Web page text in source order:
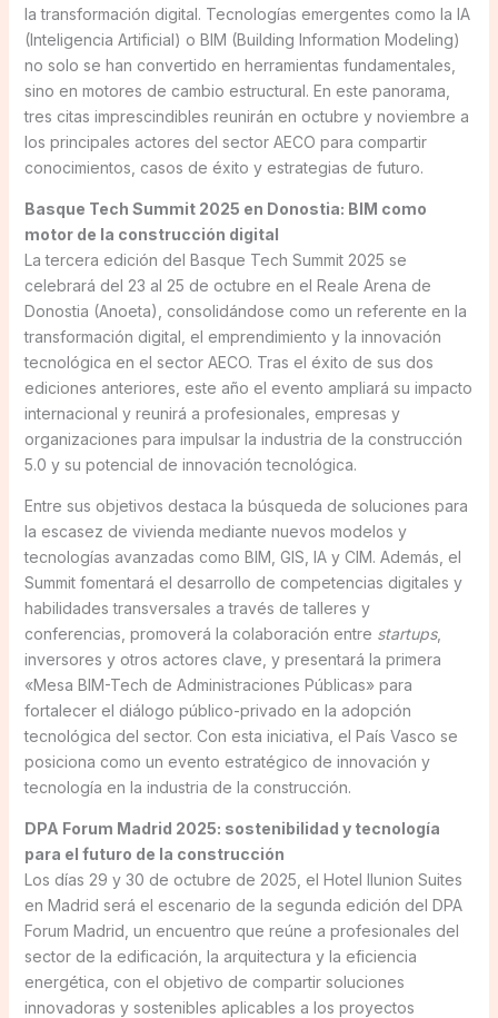
la transformación digital. Tecnologías emergentes como la IA
(Inteligencia Artificial) o BIM (Building Information Modeling)
no solo se han convertido en herramientas fundamentales,
sino en motores de cambio estructural. En este panorama,
tres citas imprescindibles reunirán en octubre y noviembre a
los principales actores del sector AECO para compartir
conocimientos, casos de éxito y estrategias de futuro.
Basque Tech Summit 2025 en Donostia: BIM como
motor de la construcción digital
La tercera edición del Basque Tech Summit 2025 se
celebrará del 23 al 25 de octubre en el Reale Arena de
Donostia (Anoeta), consolidándose como un referente en la
transformación digital, el emprendimiento y la innovación
tecnológica en el sector AECO. Tras el éxito de sus dos
ediciones anteriores, este año el evento ampliará su impacto
internacional y reunirá a profesionales, empresas y
organizaciones para impulsar la industria de la construcción
5.0 y su potencial de innovación tecnológica.
Entre sus objetivos destaca la búsqueda de soluciones para
la escasez de vivienda mediante nuevos modelos y
tecnologías avanzadas como BIM, GIS, IA y CIM. Además, el
Summit fomentará el desarrollo de competencias digitales y
habilidades transversales a través de talleres y
conferencias, promoverá la colaboración entre startups,
inversores y otros actores clave, y presentará la primera
«Mesa BIM-Tech de Administraciones Públicas» para
fortalecer el diálogo público-privado en la adopción
tecnológica del sector. Con esta iniciativa, el País Vasco se
posiciona como un evento estratégico de innovación y
tecnología en la industria de la construcción.
DPA Forum Madrid 2025: sostenibilidad y tecnología
para el futuro de la construcción
Los días 29 y 30 de octubre de 2025, el Hotel Ilunion Suites
en Madrid será el escenario de la segunda edición del DPA
Forum Madrid, un encuentro que reúne a profesionales del
sector de la edificación, la arquitectura y la eficiencia
energética, con el objetivo de compartir soluciones
innovadoras y sostenibles aplicables a los proyectos